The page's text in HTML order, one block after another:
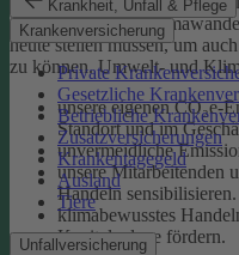
Krankheit, Unfall & Pflege
Krankenversicherung
Private
Gesetzliche
Betriebliche
Zusatzversicherungen
Krankentagegeld
Ausland
Tiere
Unfallversicherung
menschgemachte
heute stellen müssen, um
zu können.Umwelt- und
unsere eigenen CO₂e-
Standort und im
unvermeidliche
unsere Mitarbeitenden
Handeln sensibilisieren.
klimabewusstes
Kapitalanlage fördern.